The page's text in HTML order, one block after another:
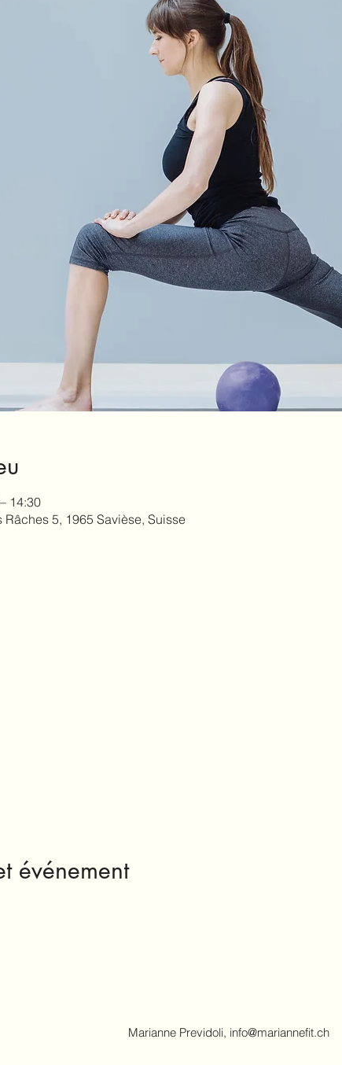
14:30
5, 1965 Savièse, Suisse
événement
Marianne Previdoli, info@mariannefit.ch